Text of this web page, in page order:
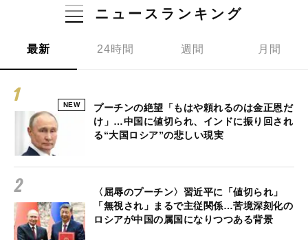
ニュースランキング
最新 24時間 週間 月間
NEW
プーチンの絶望「もはや頼れるのは金正恩だ
け」…中国に値切られ、インドに振り回され
る“大国ロシア”の悲しい現実
〈屈辱のプーチン〉習近平に「値切られ」
「無視され」まるで主従関係…苦境深刻化の
ロシアが中国の属国になりつつある背景